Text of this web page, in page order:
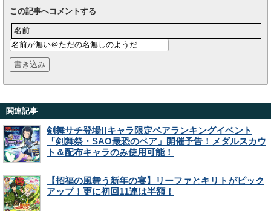
この記事へコメントする
名前
関連記事
剣舞サチ登場!!キャラ限定ペアランキングイベント
「剣舞祭・SAO最恐のペア」開催予告！メダルスカウ
ト＆配布キャラのみ使用可能！
【招福の風舞う新年の宴】リーファとキリトがピック
アップ！更に初回11連は半額！